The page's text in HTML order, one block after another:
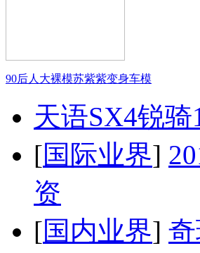
90后人大裸模苏紫紫变身车模
天语SX4锐
[国际业界]
资
[国内业界]